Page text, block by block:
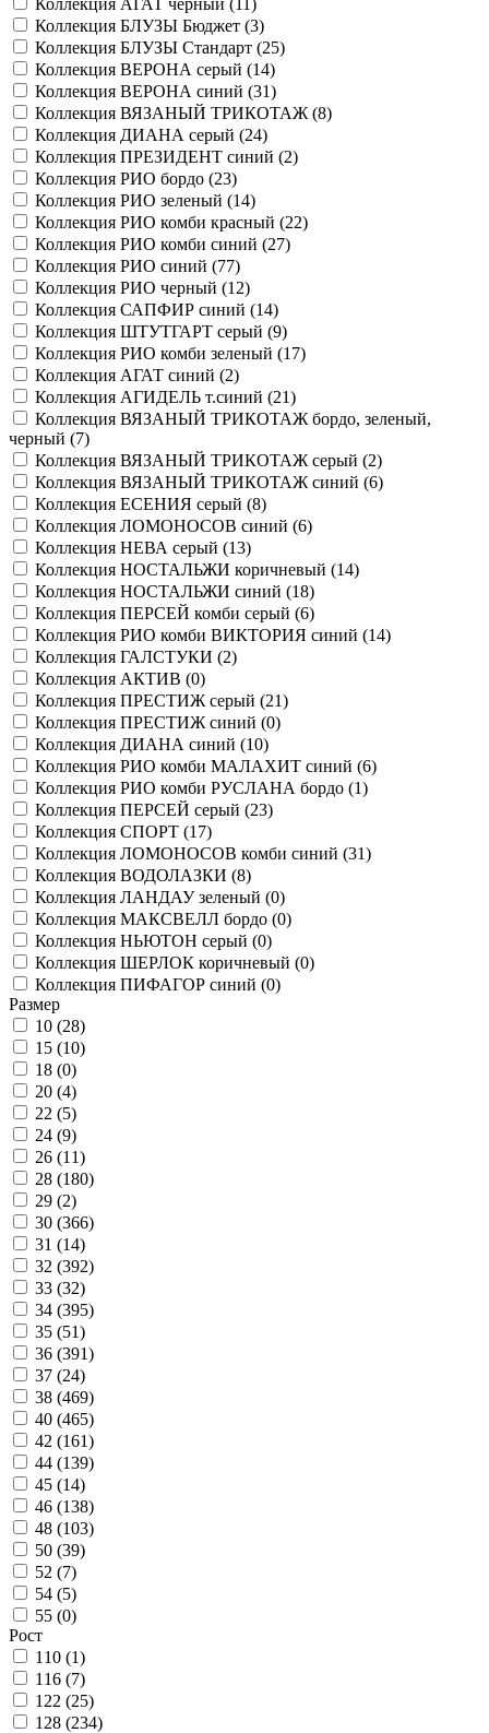
Коллекция АГАТ черный (
)
Коллекция БЛУЗЫ Бюджет (3)
Коллекция БЛУЗЫ Стандарт (25)
Коллекция ВЕРОНА серый (14)
Коллекция ВЕРОНА синий (31)
Коллекция ВЯЗАНЫЙ ТРИКОТАЖ (8)
Коллекция ДИАНА серый (24)
Коллекция ПРЕЗИДЕНТ синий (2)
Коллекция РИО бордо (23)
Коллекция РИО зеленый (14)
Коллекция РИО комби красный (22)
Коллекция РИО комби синий (27)
Коллекция РИО синий (77)
Коллекция РИО черный (12)
Коллекция САПФИР синий (14)
Коллекция ШТУТГАРТ серый (9)
Коллекция РИО комби зеленый (17)
Коллекция АГАТ синий (2)
Коллекция АГИДЕЛЬ т.синий (21)
Коллекция ВЯЗАНЫЙ ТРИКОТАЖ бордо, зеленый,
черный (7)
Коллекция ВЯЗАНЫЙ ТРИКОТАЖ серый (2)
Коллекция ВЯЗАНЫЙ ТРИКОТАЖ синий (6)
Коллекция ЕСЕНИЯ серый (8)
Коллекция ЛОМОНОСОВ синий (6)
Коллекция НЕВА серый (13)
Коллекция НОСТАЛЬЖИ коричневый (14)
Коллекция НОСТАЛЬЖИ синий (18)
Коллекция ПЕРСЕЙ комби серый (6)
Коллекция РИО комби ВИКТОРИЯ синий (14)
Коллекция ГАЛСТУКИ (2)
Коллекция АКТИВ (0)
Коллекция ПРЕСТИЖ серый (21)
Коллекция ПРЕСТИЖ синий (0)
Коллекция ДИАНА синий (10)
Коллекция РИО комби МАЛАХИТ синий (6)
Коллекция РИО комби РУСЛАНА бордо (1)
Коллекция ПЕРСЕЙ серый (23)
Коллекция СПОРТ (17)
Коллекция ЛОМОНОСОВ комби синий (31)
Коллекция ВОДОЛАЗКИ (8)
Коллекция ЛАНДАУ зеленый (0)
Коллекция МАКСВЕЛЛ бордо (0)
Коллекция НЬЮТОН серый (0)
Коллекция ШЕРЛОК коричневый (0)
Коллекция ПИФАГОР синий (0)
Размер
10 (28)
15 (10)
18 (0)
20 (4)
22 (5)
24 (9)
26 (11)
28 (180)
29 (2)
30 (366)
31 (14)
32 (392)
33 (32)
34 (395)
35 (51)
36 (391)
37 (24)
38 (469)
40 (465)
42 (161)
44 (139)
45 (14)
46 (138)
48 (103)
50 (39)
52 (7)
54 (5)
55 (0)
Рост
110 (1)
116 (7)
122 (25)
128 (234)